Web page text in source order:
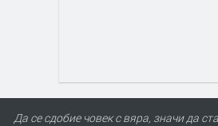
Да се сдобие човек с вяра, значи да